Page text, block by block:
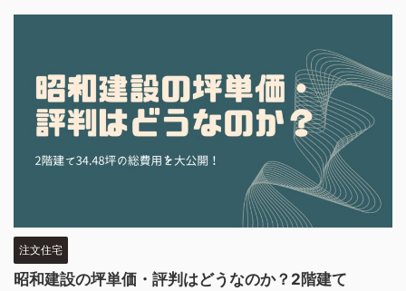
注文住宅
昭和建設の坪単価・評判はどうなのか？2階建て